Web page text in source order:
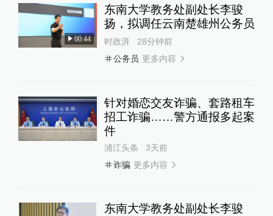
00:44
东南大学教务处副处长李骏
扬，拟调任云南楚雄州公务员
时政湃
28分钟前
公务员 更多内容
针对婚恋交友诈骗、套路租车
招工诈骗……警方通报多起案
件
浦江头条
3天前
诈骗 更多内容
东南大学教务处副处长李骏